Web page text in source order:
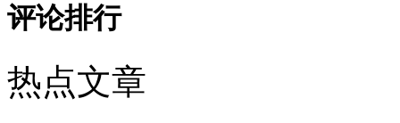
评论排行
热点文章